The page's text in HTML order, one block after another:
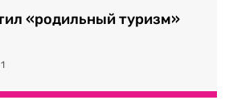
«родильный туризм»